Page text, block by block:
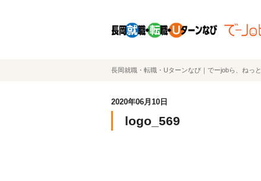
長岡就職・転職・Uターンなび｜でーjobら、ねっと
2020年06月10日
logo_569